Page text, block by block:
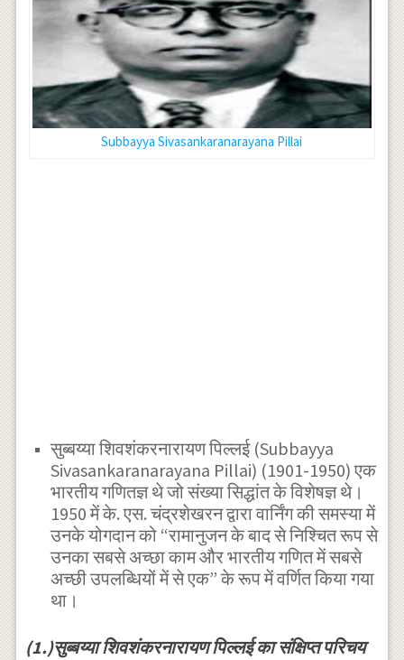
Subbayya Sivasankaranarayana Pillai
सुब्बय्या शिवशंकरनारायण पिल्लई (Subbayya
Sivasankaranarayana Pillai) (1901-1950) एक
भारतीय गणितज्ञ थे जो संख्या सिद्धांत के विशेषज्ञ थे।
1950 में के. एस. चंद्रशेखरन द्वारा वार्निंग की समस्या में
उनके योगदान को “रामानुजन के बाद से निश्चित रूप से
उनका सबसे अच्छा काम और भारतीय गणित में सबसे
अच्छी उपलब्धियों में से एक” के रूप में वर्णित किया गया
था।
(1.)सुब्बय्या शिवशंकरनारायण पिल्लई का संक्षिप्त परिचय